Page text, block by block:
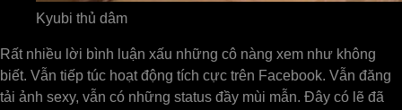
Kyubi thủ dâm
Rất nhiều lời bình luận xấu những cô nàng xem như không
biết. Vẫn tiếp túc hoạt động tích cực trên Facebook. Vẫn đăng
tải ảnh sexy, vẫn có những status đầy mùi mẫn. Đây có lẽ đã